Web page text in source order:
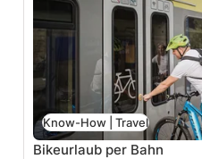
Know-How | Travel
Bikeurlaub per Bahn